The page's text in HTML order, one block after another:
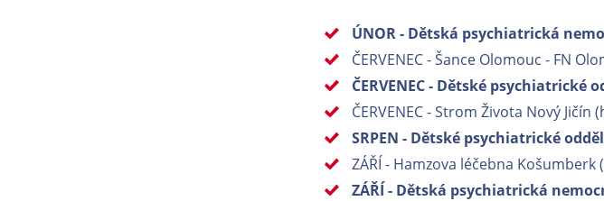
ÚNOR - Dětská psychiatrická
ČERVENEC - Šance Olomouc - FN
ČERVENEC - Dětské psychiatrické
ČERVENEC - Strom Života Nový Jičín
SRPEN - Dětské psychiatrické
ZÁŘÍ - Hamzova léčebna Košumberk
ZÁŘÍ - Dětská psychiatrická